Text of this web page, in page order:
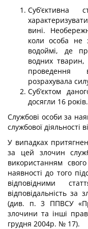
Суб’єктивна
вині.
коли особа не
водоймі, де
водних тварин,
проведення
розрахувала
Суб’єктом
досягли 16 років.
Службові особи за
службової діяльнос­ті
У випадках
за цей злочин
використанням
наявності до того
відповідними
відповідальність за
(див. п. 3 ППВСУ
злочини та інші
грудня 2004р. № 17).